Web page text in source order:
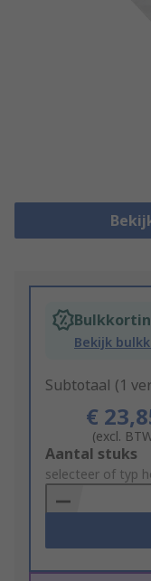
Bekijk
Subtotaal (1
€
(excl.
Add
to
Basket
Aantal stuks
selecteer of typ